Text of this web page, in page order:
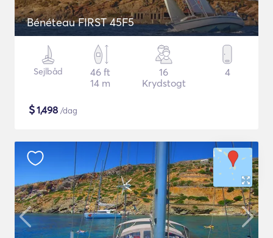
Bénéteau FIRST 45F5
Sejlbåd
46 ft
14 m
16
Krydstogt
4
$1,498 /dag